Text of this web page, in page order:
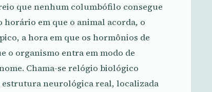
que nenhum columbófilo consegue
em que o animal acorda, o
a hora em que os hormônios de
o organismo entra em modo de
Chama-se relógio biológico
estrutura neurológica real, localizada